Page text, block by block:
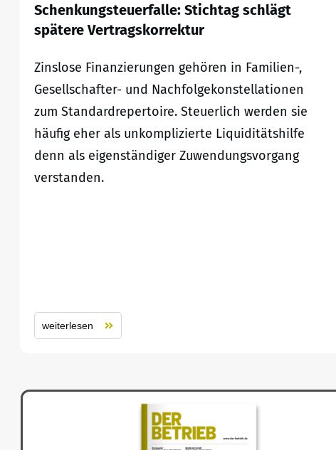
Schenkungsteuerfalle: Stichtag schlägt
spätere Vertragskorrektur
Zinslose Finanzierungen gehören in Familien-,
Gesellschafter- und Nachfolgekonstellationen
zum Standardrepertoire. Steuerlich werden sie
häufig eher als unkomplizierte Liquiditätshilfe
denn als eigenständiger Zuwendungsvorgang
verstanden.
weiterlesen